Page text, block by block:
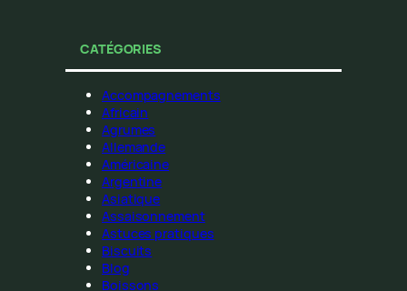
CATÉGORIES
Accompagnements
Africain
Agrumes
Allemande
Américaine
Argentine
Asiatique
Assaisonnement
Astuces pratiques
Biscuits
Blog
Boissons